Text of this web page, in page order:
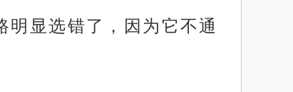
显选错了，因为它不通